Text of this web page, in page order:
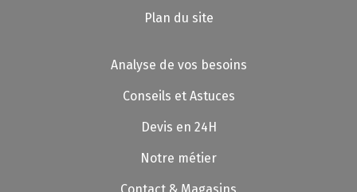
Plan du site
Analyse de vos besoins
Conseils et Astuces
Devis en 24H
Notre métier
Contact & Magasins